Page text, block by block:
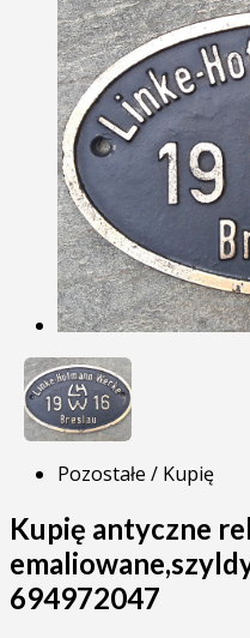
Pozostałe / Kupię
Kupię antyczne
694972047